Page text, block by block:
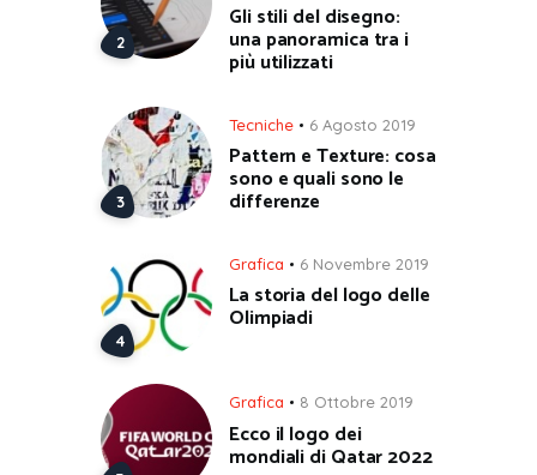
Gli stili del disegno:
una panoramica tra i
più utilizzati
Tecniche 6 Agosto 2019
Pattern e Texture: cosa
sono e quali sono le
differenze
Grafica 6 Novembre 2019
La storia del logo delle
Olimpiadi
Grafica 8 Ottobre 2019
Ecco il logo dei
mondiali di Qatar 2022